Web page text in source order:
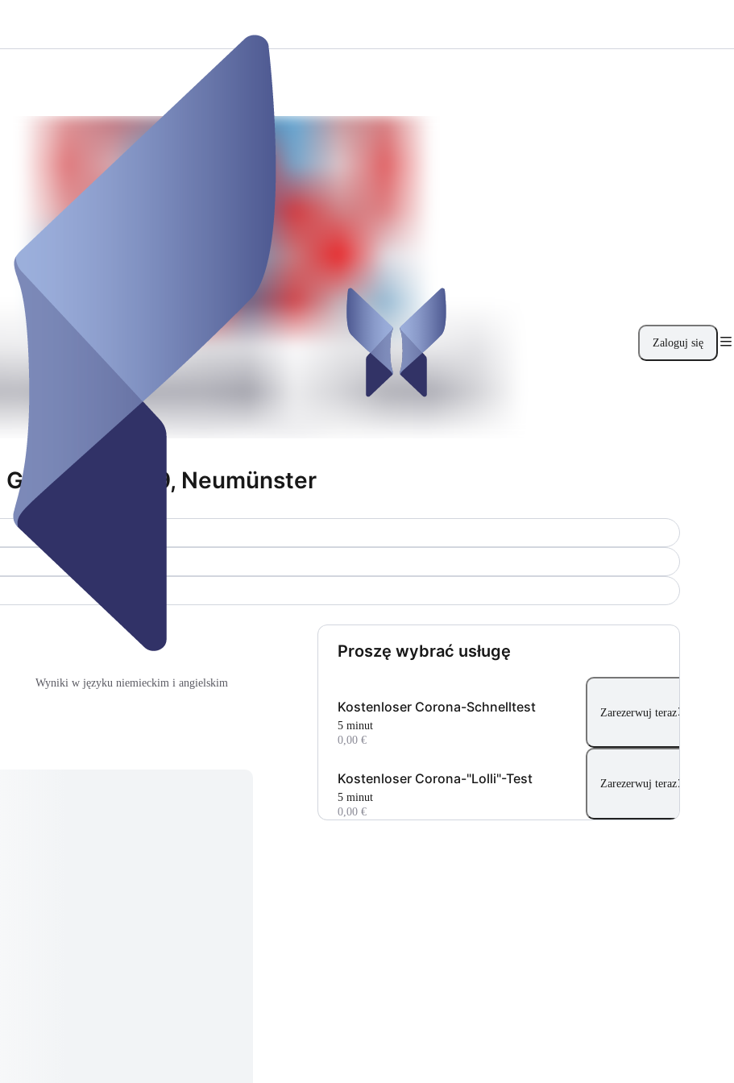
Zaloguj się
19, Neumünster
Wyniki w języku niemieckim i angielskim
Proszę wybrać usługę
Kostenloser Corona-Schnelltest
5 minut
0,00 €
Zarezerwuj teraz
Kostenloser Corona-"Lolli"-Test
5 minut
0,00 €
Zarezerwuj teraz